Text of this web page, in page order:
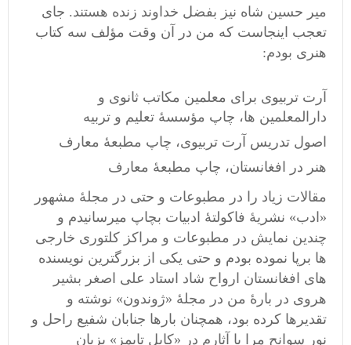
میر حسین شاه نیز بفضل خداوند زنده هستند. جای
تعجب اینجاست که من در آن وقت مؤلف سه کتاب
هنری بودم:
آرت تربیوی برای معلمین مکاتب ثانوی و
دارالمعلمین ها، چاپ مؤسسۀ تعلیم و تربیه
اصول تدریس آرت تربیوی، چاپ مطبعۀ معارف
هنر در افغانستان، چاپ مطبعۀ معارف
مقالات زیاد را در مطبوعات و حتی در مجلۀ مشهور
«ادب» نشریۀ فاکولتۀ ادبیات بچاپ میرسانیدم و
چندین نمایش در مطبوعات و مراکز کلتوری خارجی
ها برپا نموده بودم و حتی یکی از بزرگترین نویسنده
های افغانستان ارواح شاد استاد علی اصغر بشیر
هروی در بارۀ من در مجلۀ «ژوندون» نوشته و
تقدیرها کرده بود، همچنان بارها جنابان شفیع راحل و
نور سوانح مرا با آثارم در «کابل تایمز» بزبان